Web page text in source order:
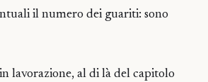
il numero dei guariti: sono
lavorazione, al di là del capitolo